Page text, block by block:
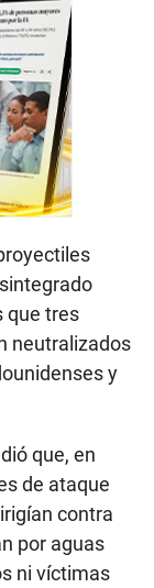
que tres
neutralizados
y
que, en
de ataque
contra
por aguas
ni víctimas